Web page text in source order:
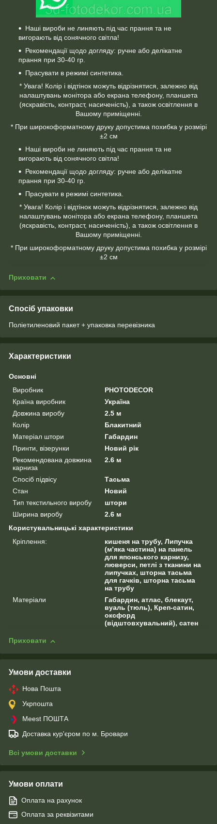
Наші вироби не линяють під час прання та не
вигорають від сонячного світла!
Рекомендації щодо догляду: ручне або делікатне
прання при 30-40 гр.
Прасувати в режимі синтетика.
* Увага! Колір і відтінок можуть відрізнятися, залежно від
налаштувань монітора або екрана телефону, планшета
(яскравість, контраст, насиченість), а також освітлення в
Вашому приміщенні.
* При широкоформатному друку допустима похибка у розмірі
±2 см
Наші вироби не линяють під час прання та не
вигорають від сонячного світла!
Рекомендації щодо догляду: ручне або делікатне
прання при 30-40 гр.
Прасувати в режимі синтетика.
* Увага! Колір і відтінок можуть відрізнятися, залежно від
налаштувань монітора або екрана телефону, планшета
(яскравість, контраст, насиченість), а також освітлення в
Вашому приміщенні.
* При широкоформатному друку допустима похибка у розмірі
±2 см
Приховати
Спосіб упаковки
Поліетиленовий пакет + упаковка перевізника
Характеристики
Основні
Виробник
PHOTODECOR
Країна виробник
Україна
Довжина виробу
2.5 м
Колір
Блакитний
Матеріал штори
Габардин
Принти, візерунки
Новий рік
Рекомендована довжина
карниза
2.6 м
Спосіб підвісу
Тасьма
Стан
Новий
Тип текстильного виробу
штори
Ширина виробу
2.6 м
Користувальницькі характеристики
Кріплення:
кишеня на трубу, Липучка
(м’яка частина) на панель
для японського карнизу,
люверси, петлі з тканини на
липучках, шторна тасьма
для гачків, шторна тасьма
на трубу
Матеріали
Габардин, атлас, блекаут,
вуаль (тюль), Креп-сатин,
оксфорд
(відштовхувальний), сатен
Приховати
Умови доставки
Нова Пошта
Укрпошта
Meest ПОШТА
Доставка кур'єром по м. Бровари
Всі умови доставки
Умови оплати
Оплата на рахунок
Оплата за реквізитами